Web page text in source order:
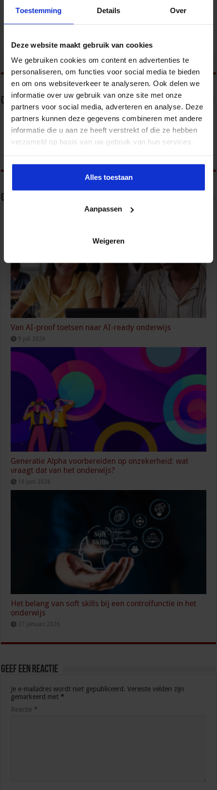
Toestemming Details Over
Deze website maakt gebruik van cookies
We gebruiken cookies om content en advertenties te
personaliseren, om functies voor social media te bieden
en om ons websiteverkeer te analyseren. Ook delen we
informatie over uw gebruik van onze site met onze
partners voor social media, adverteren en analyse. Deze
partners kunnen deze gegevens combineren met andere
informatie die u aan ze heeft verstrekt of die ze hebben
verzameld op basis van uw gebruik van hun services.
Alles toestaan
Aanpassen
Weigeren
tweet
Over Anemone
Gerelateerde Artikelen
Van AI-proof toetsen naar AI-ready onderwijs
9 juli 2026
Generatie Alpha voorbereiden op onzekerheid: wat
vraagt dat van het onderwijs?
16 juni 2026
Het belang van soft skills bij een controlfunctie in het
onderwijs
27 januari 2026
Geef een reactie
Je e-mailadres wordt niet gepubliceerd. Vereiste velden zijn
gemarkeerd met *
Reactie *